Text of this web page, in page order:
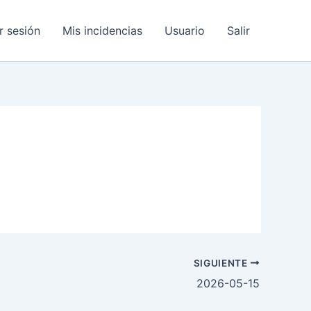
sesión Mis incidencias Usuario Salir
SIGUIENTE
2026-05-15